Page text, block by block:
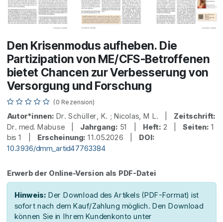
Den Krisenmodus aufheben. Die
Partizipation von ME/CFS-Betroffenen
bietet Chancen zur Verbesserung von
Versorgung und Forschung
(0 Rezension)
Autor*innen: Dr. Schüller, K. ; Nicolas, M L. | Zeitschrift:
Dr. med. Mabuse | Jahrgang: 51 | Heft: 2 |Seiten: 1
bis 1 | Erscheinung: 11.05.2026 | DOI:
10.3936/dmm_artid47763384
Erwerb der Online-Version als PDF-Datei
Hinweis: Der Download des Artikels (PDF-Format) ist
sofort nach dem Kauf/Zahlung möglich. Den Download
können Sie in Ihrem Kundenkonto unter